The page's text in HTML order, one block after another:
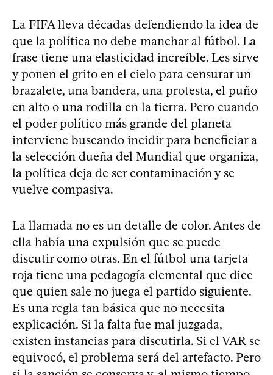
La FIFA lleva décadas defendiendo la idea de
que la política no debe manchar al fútbol. La
frase tiene una elasticidad increíble. Les sirve
y ponen el grito en el cielo para censurar un
brazalete, una bandera, una protesta, el puño
en alto o una rodilla en la tierra. Pero cuando
el poder político más grande del planeta
interviene buscando incidir para beneficiar a
la selección dueña del Mundial que organiza,
la política deja de ser contaminación y se
vuelve compasiva.
La llamada no es un detalle de color. Antes de
ella había una expulsión que se puede
discutir como otras. En el fútbol una tarjeta
roja tiene una pedagogía elemental que dice
que quien sale no juega el partido siguiente.
Es una regla tan básica que no necesita
explicación. Si la falta fue mal juzgada,
existen instancias para discutirla. Si el VAR se
equivocó, el problema será del artefacto. Pero